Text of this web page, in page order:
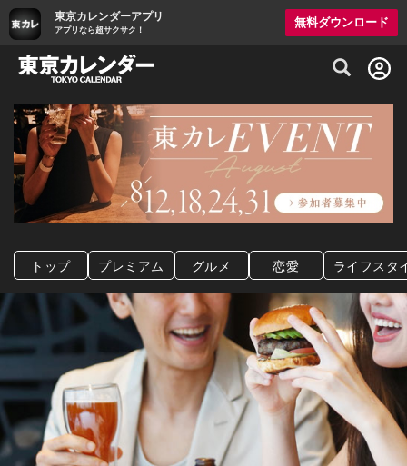
東京カレンダーアプリ
アプリなら超サクサク！
無料ダウンロード
グルメ情報・プレミアムレストラン予約
トップ プレミアム グルメ 恋愛 ライフスタ